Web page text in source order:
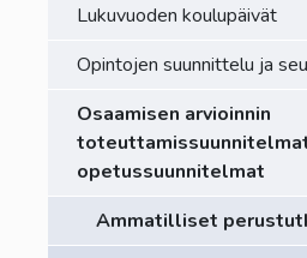
Lukuvuoden koulupäivät
Opintojen suunnittelu ja
Osaamisen arvioinnin
opetussuunnitelmat
Ammatilliset